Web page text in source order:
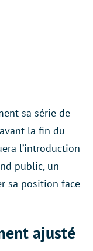
sa série de
la fin du
l’introduction
public, un
sa position face
ajusté